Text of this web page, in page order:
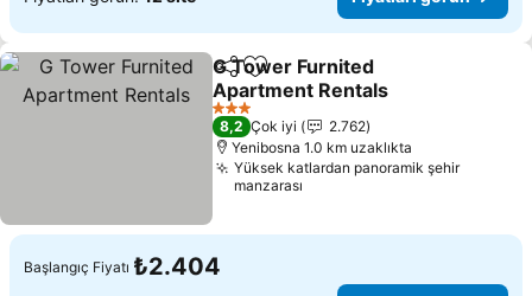
PaylaşFavorilerime ekle
G Tower Furnited
Apartment Rentals
Fiyatları görün
3 Yıldız
8,2 Çok iyi
2.762
Yenibosna 1.0 km uzaklıkta
Yüksek katlardan panoramik şehir
manzarası
Başlangıç Fiyatı ₺2.404